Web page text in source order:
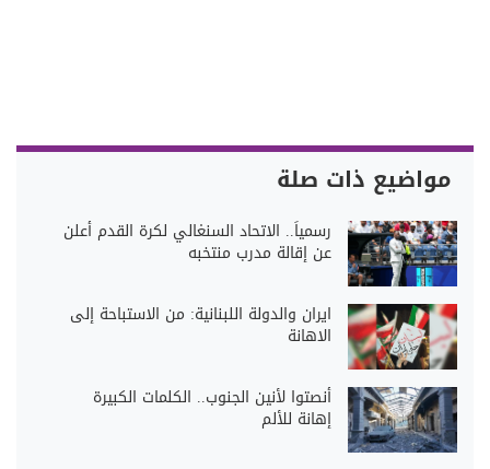
مواضيع ذات صلة
رسمياً.. الاتحاد السنغالي لكرة القدم أعلن
عن إقالة مدرب منتخبه
ايران والدولة اللبنانية: من الاستباحة إلى
الاهانة
أنصتوا لأنين الجنوب.. الكلمات الكبيرة
إهانة للألم